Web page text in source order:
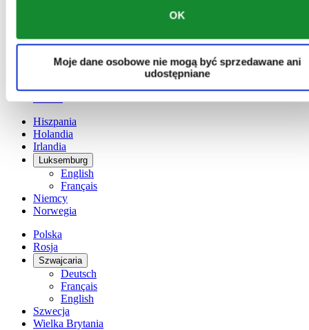
OK
Moje dane osobowe nie mogą być sprzedawane ani
udostępniane
English
简体中文
Hiszpania
Holandia
Irlandia
Luksemburg
English
Français
Niemcy
Norwegia
Polska
Rosja
Szwajcaria
Deutsch
Français
English
Szwecja
Wielka Brytania